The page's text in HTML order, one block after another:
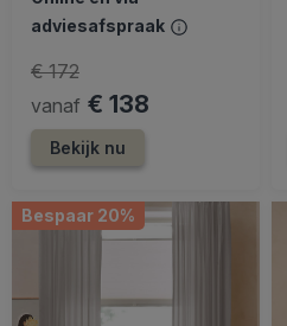
adviesafspraak
vanaf € 138
€ 172
Bekijk nu
Bespaar 20%